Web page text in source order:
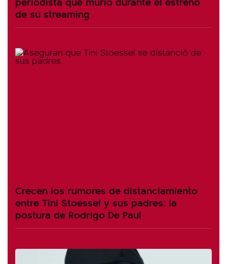
de su streaming
Crecen los rumores de distanciamiento
entre Tini Stoessel y sus padres: la
postura de Rodrigo De Paul